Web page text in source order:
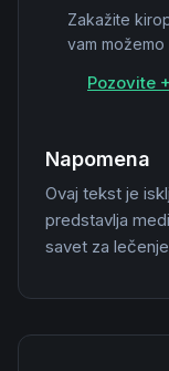
Zakažite
vam možemo
Pozovite
Napomena
Ovaj tekst je
predstavlja
savet za